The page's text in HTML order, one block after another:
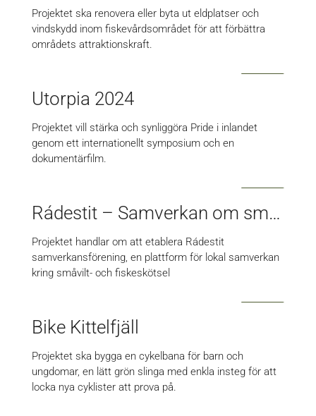
Projektet ska renovera eller byta ut eldplatser och
vindskydd inom fiskevårdsområdet för att förbättra
områdets attraktionskraft.
Utorpia 2024
Projektet vill stärka och synliggöra Pride i inlandet
genom ett internationellt symposium och en
dokumentärfilm.
Rádestit – Samverkan om småvilt och fisk i Arjeplogsfjällen
Projektet handlar om att etablera Rádestit
samverkansförening, en plattform för lokal samverkan
kring småvilt- och fiskeskötsel
Bike Kittelfjäll
Projektet ska bygga en cykelbana för barn och
ungdomar, en lätt grön slinga med enkla insteg för att
locka nya cyklister att prova på.